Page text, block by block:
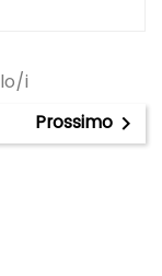
i
Prossimo 